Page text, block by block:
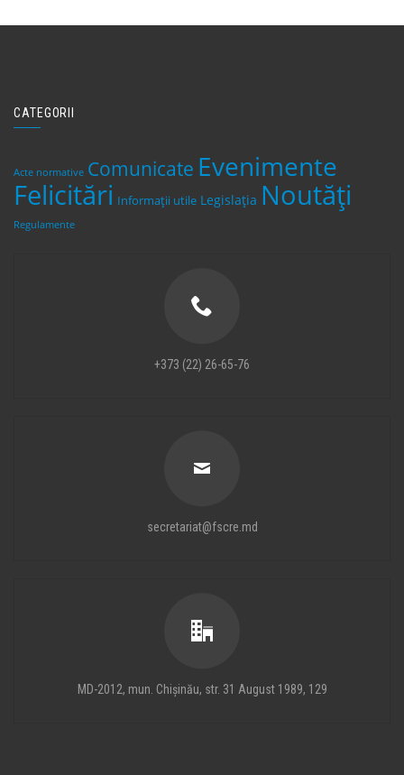
CATEGORII
Acte normative Comunicate Evenimente
Felicitări Informații utile Legislaţia Noutăți
Regulamente
+373 (22) 26-65-76
secretariat@fscre.md
MD-2012, mun. Chișinău, str. 31 August 1989, 129